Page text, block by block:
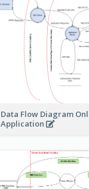
Data Flow Diagram
Application